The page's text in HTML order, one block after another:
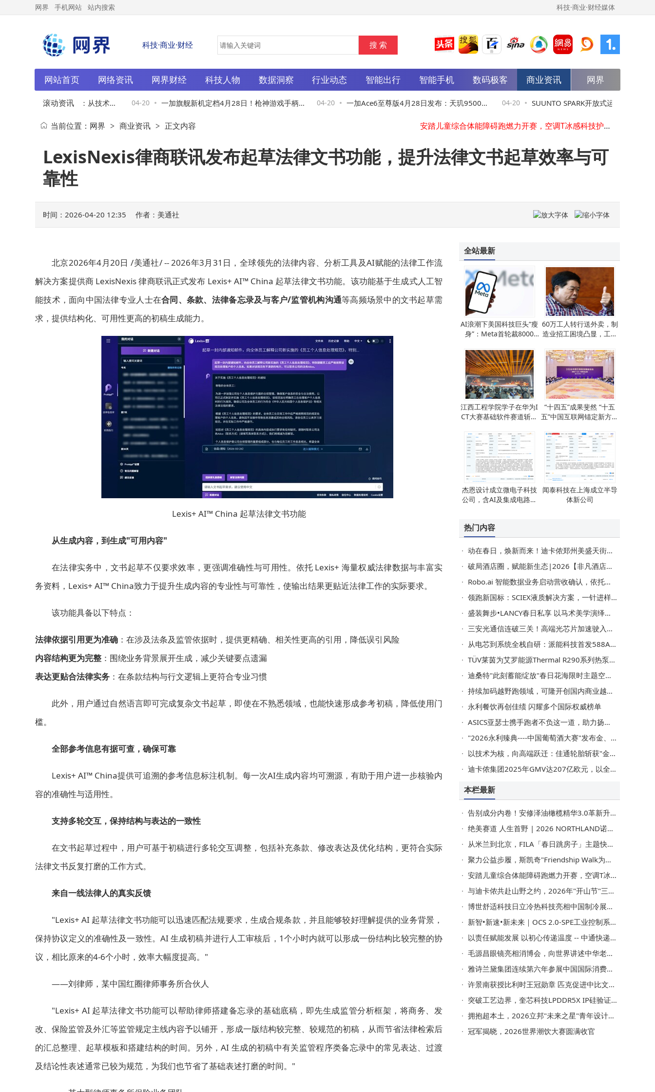
网界 手机网站 站内搜索 科技·商业·财经媒体
科技·商业·财经
网站首页 网络资讯 网界财经 科技人物 数据洞察 行业动态 智能出行 智能手机 数码极客 商业资讯 网界
滚动资讯
引领具身智能变革：从技术突
加速AGI落地
04-20 一加旗舰新机定档4月28日！枪神游戏手柄
助力，打造射击手游新体验
04-20 一加Ace6至尊版4月28日发布：天玑9500加
持，8600mAh大电池搭配专属游戏手柄
04-20 SUUNTO SPARK开放式运动耳机来袭：
效+健康监测，运动新搭档上线
雅诗兰黛集团连续第六年参展中国国际消费品博览会，彰显深耕海南的长期承诺
从米兰到北京，FILA「春日跳房子」主题快闪续写薄底鞋轻盈美学
聚力公益步履，斯凯奇"Friendship Walk为爱一起走"上海站圆满收官
与迪卡侬共赴山野之约，2026年"开山节"三城启幕
新智•新速•新未来｜OCS 2.0-SPE工业控制系统新品发布暨OCS@NIICA生态合作伙伴签约仪式圆满举行
当前位置： 网界 > 商业资讯 > 正文内容
LexisNexis律商联讯发布起草法律文书功能，提升法律文书起草效率与可
靠性
时间：2026-04-20 12:35 作者：美通社
北京2026年4月20日 /美通社/ -- 2026年3月31日，全球领先的法律内容、分析工具及AI赋能的法律工作流
解决方案提供商 LexisNexis 律商联讯正式发布 Lexis+ AI™ China 起草法律文书功能。该功能基于生成式人工智
能技术，面向中国法律专业人士在合同、条款、法律备忘录及与客户/监管机构沟通等高频场景中的文书起草需
求，提供结构化、可用性更高的初稿生成能力。
Lexis+ AI™ China 起草法律文书功能
从生成内容，到生成"可用内容"
在法律实务中，文书起草不仅要求效率，更强调准确性与可用性。依托 Lexis+ 海量权威法律数据与丰富实
务资料，Lexis+ AI™ China致力于提升生成内容的专业性与可靠性，使输出结果更贴近法律工作的实际要求。
该功能具备以下特点：
法律依据引用更为准确 ：在涉及法条及监管依据时，提供更精确、相关性更高的引用，降低误引风险
内容结构更为完整 ：围绕业务背景展开生成，减少关键要点遗漏
表达更贴合法律实务 ：在条款结构与行文逻辑上更符合专业习惯
此外，用户通过自然语言即可完成复杂文书起草，即使在不熟悉领域，也能快速形成参考初稿，降低使用门
槛。
全部参考信息有据可查，确保可靠
Lexis+ AI™ China提供可追溯的参考信息标注机制。每一次AI生成内容均可溯源，有助于用户进一步核验内
容的准确性与适用性。
支持多轮交互，保持结构与表达的一致性
在文书起草过程中，用户可基于初稿进行多轮交互调整，包括补充条款、修改表达及优化结构，更符合实际
法律文书反复打磨的工作方式。
来自一线法律人的真实反馈
"Lexis+ AI 起草法律文书功能可以迅速匹配法规要求，生成合规条款，并且能够较好理解提供的业务背景，
保持协议定义的准确性及一致性。AI 生成初稿并进行人工审核后，1个小时内就可以形成一份结构比较完整的协
议，相比原来的4-6个小时，效率大幅度提高。"
——刘律师，某中国红圈律师事务所合伙人
"Lexis+ AI 起草法律文书功能可以帮助律师搭建备忘录的基础底稿，即先生成监管分析框架，将商务、发
改、保险监管及外汇等监管规定主线内容予以铺开，形成一版结构较完整、较规范的初稿，从而节省法律检索后
的汇总整理、起草模板和搭建结构的时间。另外，AI 生成的初稿中有关监管程序类备忘录中的常见表达、过渡
及结论性表述通常已较为规范，为我们也节省了基础表述打磨的时间。"
全站最新
AI浪潮下美国科技巨头“瘦
身”：Meta首轮裁8000
60万工人转行送外卖，制
造业招工困境凸显，工人
江西工程学院学子在华为I
CT大赛基础软件赛道斩获
“十四五”成果斐然 “十五
五”中国互联网锚定新方向
杰恩设计成立微电子科技
公司，含AI及集成电路芯
闻泰科技在上海成立半导
体新公司
热门内容
动在春日，焕新而来！迪卡侬郑州美盛天街店3月28日盛大开业
破局酒店圈，赋能新生态|2026【非凡酒店】于沪上完美启幕
Robo.ai 智能数据业务启动营收确认，依托中东与亚洲协同推进数万小时产能合作规划
领跑新国标：SCIEX液质解决方案，一针进样高效检测352种食品农药残留
盛装舞步•LANCY春日私享 以马术美学演绎精英穿搭与生活方式
三安光通信连破三关！高端光芯片加速驶入AI与汽车新蓝海
从电芯到系统全栈自研：派能科技首发588Ah、601Ah大电芯及6.25MWh/8MWh储能系统
TÜV莱茵为艾罗能源Thermal R290系列热泵产品颁发Keymark证书
迪桑特"此刻蓄能绽放"春日花海限时主题空间于北京"未来之城"盛放
持续加码越野跑领域，可隆开创国内商业越野赛事"零碳办赛"先河
永利餐饮再创佳绩 闪耀多个国际权威榜单
ASICS亚瑟士携手跑者不负这一道，助力扬州半马圆满落幕
"2026永利臻典----中国葡萄酒大赛"发布金、银、铜奖榜单
以技术为核，向高端跃迁：佳通轮胎斩获"金轮奖"年度最佳
迪卡侬集团2025年GMV达207亿欧元，以全产业链一体化优势驱动业绩增长与可持续转型
本栏最新
告别成分内卷！安修泽油橄榄精华3.0革新升级，首发L70油橄榄因子
绝美赛道 人生首野 | 2026 NORTHLAND诺诗兰天目湖100越野赛圆满收官
从米兰到北京，FILA「春日跳房子」主题快闪续写薄底鞋轻盈美学
聚力公益步履，斯凯奇"Friendship Walk为爱一起走"上海站圆满收官
安踏儿童综合体能障碍跑燃力开赛，空调T冰感科技护航少年热血开跑
与迪卡侬共赴山野之约，2026年"开山节"三城启幕
博世舒适科技日立冷热科技亮相中国制冷展，以绿色与智能引领行业升级
新智•新速•新未来｜OCS 2.0-SPE工业控制系统新品发布暨OCS@NIICA生态合作伙伴签约仪式圆满举行
以责任赋能发展 以初心传递温度 -- 中通快递正式发布 2025 年度可持续发展报告
毛源昌眼镜亮相消博会，向世界讲述中华老字号新故事
雅诗兰黛集团连续第六年参展中国国际消费品博览会，彰显深耕海南的长期承诺
许景南获授比利时王冠勋章 匹克促进中比文体交流获肯定
突破工艺边界，奎芯科技LPDDR5X IP硅验证通过，速率达9600Mbps
拥抱超本土，2026立邦"未来之星"青年设计师大赛官宣启动
冠军揭晓，2026世界潮饮大赛圆满收官